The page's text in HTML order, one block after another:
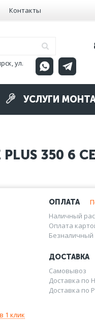
Контакты
ул.
УСЛУГИ
350 6
ОПЛАТА
Наличный
Оплата
Безналичный
ДОСТАВКА
Самовывоз
Доставка по
Доставка по
1 клик